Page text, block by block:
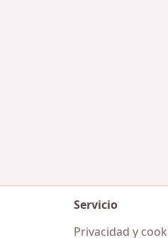
Servicio
Privacidad y